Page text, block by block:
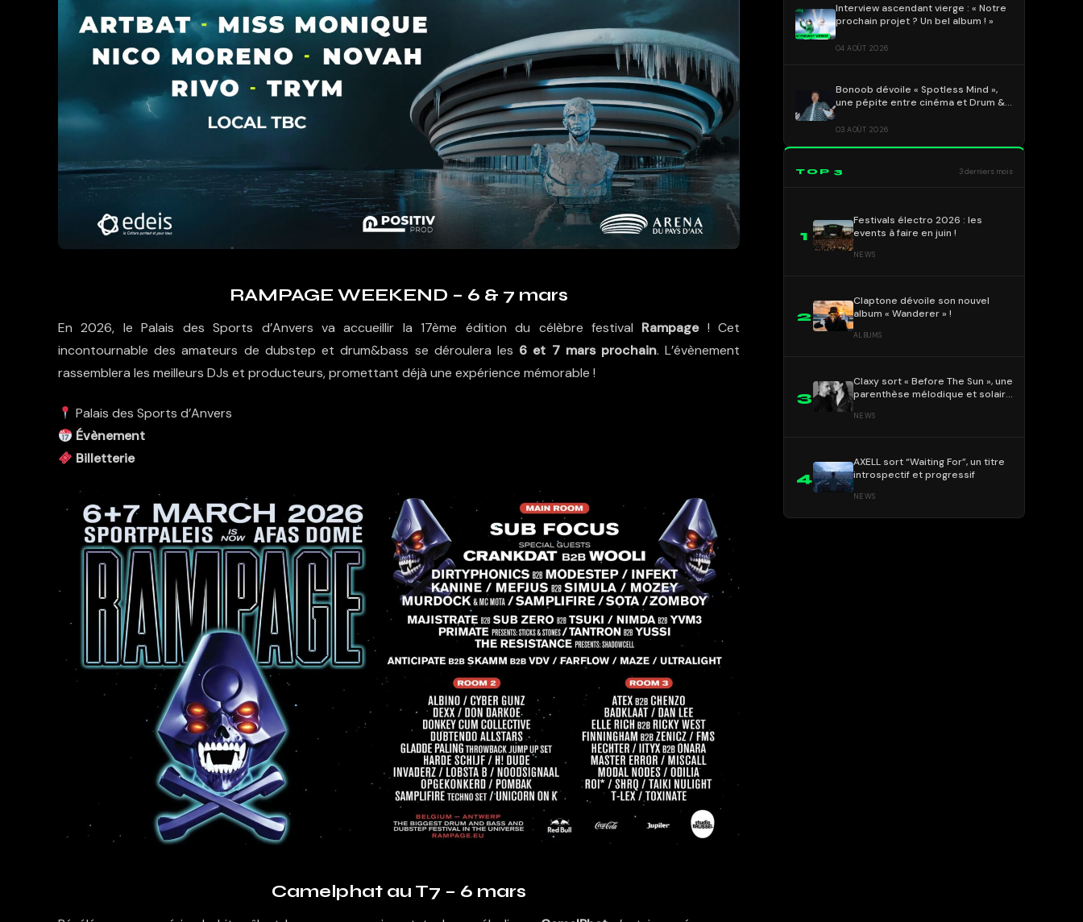
RAMPAGE WEEKEND – 6 & 7 mars
En 2026, le Palais des Sports d’Anvers va accueillir la 17ème édition du célèbre festival Rampage! Cet
incontournable des amateurs de dubstep et drum&bass se déroulera les 6 et 7 mars prochain. L’évènement
rassemblera les meilleurs DJs et producteurs, promettant déjà une expérience mémorable !
Palais des Sports d’Anvers
Évènement
Billetterie
Camelphat au T7 – 6 mars
Interview ascendant vierge : « Notre
prochain projet ? Un bel album ! »
04 AOÛT 2026
Bonoob dévoile « Spotless Mind »,
une pépite entre cinéma et Drum &
03 AOÛT 2026
TOP 3 3 derniers mois
1
Festivals électro 2026 : les
events à faire en juin !
NEWS
2
Claptone dévoile son nouvel
album « Wanderer » !
ALBUMS
3
Claxy sort « Before The Sun », une
parenthèse mélodique et solaire
NEWS
4
AXELL sort “Waiting For”, un titre
introspectif et progressif
NEWS